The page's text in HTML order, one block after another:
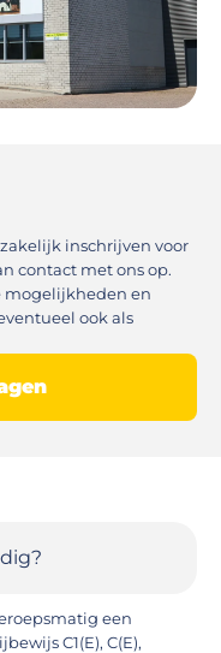
inschrijven voor
contact met ons op.
mogelijkheden en
ook als
een
C1(E), C(E),